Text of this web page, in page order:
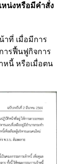
น่งหรือมีคำสั่ง
าที่ เมื่อมีการ
ารฟื้นฟูกิจการ
หนี้ หรือเมื่อตน